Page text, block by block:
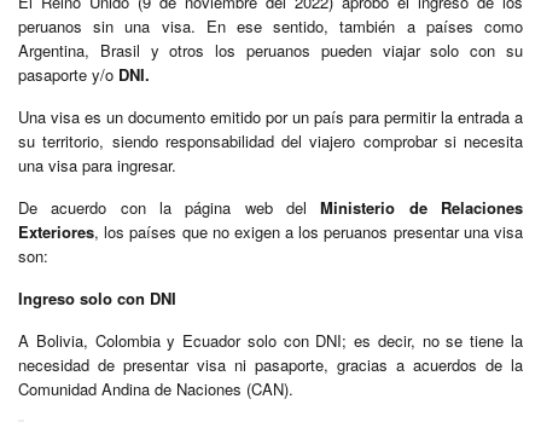
peruanos sin una visa. En ese sentido, también a países como
Argentina, Brasil y otros los peruanos pueden viajar solo con su
pasaporte y/o DNI.
Una visa es un documento emitido por un país para permitir la entrada a
su territorio, siendo responsabilidad del viajero comprobar si necesita
una visa para ingresar.
De acuerdo con la página web delMinisterio de Relaciones
Exteriores, los países que no exigen a los peruanos presentar una visa
son:
Ingreso solo con DNI
A Bolivia, Colombia y Ecuador solo con DNI; es decir, no se tiene la
necesidad de presentar visa ni pasaporte, gracias a acuerdos de la
Comunidad Andina de Naciones (CAN).